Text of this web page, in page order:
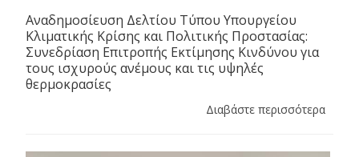
Αναδημοσίευση Δελτίου Τύπου Υπουργείου
Κλιματικής Κρίσης και Πολιτικής Προστασίας:
Συνεδρίαση Επιτροπής Εκτίμησης Κινδύνου για
τους ισχυρούς ανέμους και τις υψηλές
θερμοκρασίες
Διαβάστε περισσότερα